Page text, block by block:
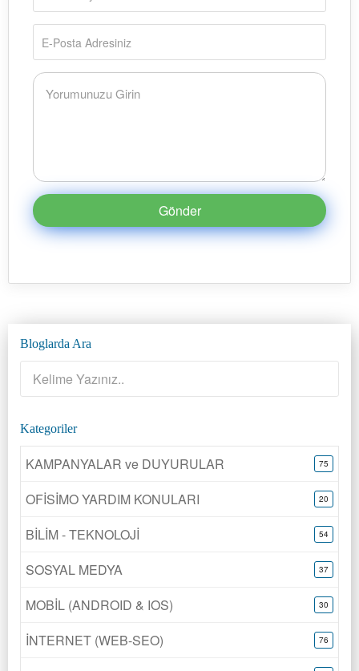
Gönder
Bloglarda Ara
Kategoriler
KAMPANYALAR ve DUYURULAR 75
OFİSİMO YARDIM KONULARI 20
BİLİM - TEKNOLOJİ 54
SOSYAL MEDYA 37
MOBİL (ANDROID & IOS) 30
İNTERNET (WEB-SEO) 76